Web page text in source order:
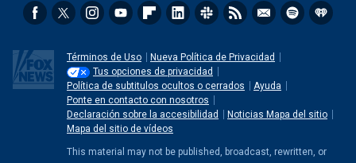
Términos de Uso
Nueva Política de Privacidad
Tus opciones de privacidad
Política de subtitulos ocultos o cerrados
Ayuda
Ponte en contacto con nosotros
Declaración sobre la accesibilidad
Noticias Mapa del sitio
Mapa del sitio de vídeos
This material may not be published, broadcast, rewritten, or